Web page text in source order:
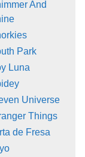
And
Park
Luna
Universe
Things
de Fresa